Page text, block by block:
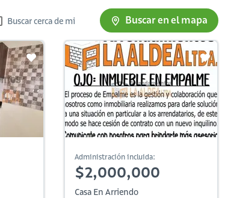
Buscar cerca de mi Buscar en el mapa
Administración incluida:
$2,000,000
Casa En Arriendo